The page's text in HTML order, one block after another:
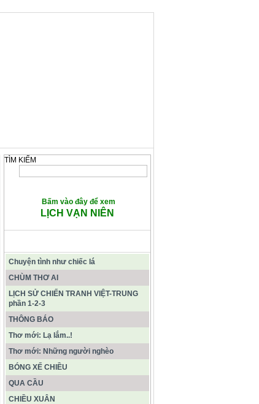
TÌM KIẾM
Bấm vào đây để xem
LỊCH VẠN NIÊN
Chuyện tình như chiếc lá
CHÙM THƠ AI
LỊCH SỬ CHIẾN TRANH VIỆT-TRUNG
phần 1-2-3
THÔNG BÁO
Thơ mới: Lạ lắm..!
Thơ mới: Những người nghèo
BÓNG XẾ CHIỀU
QUA CẦU
CHIỀU XUÂN